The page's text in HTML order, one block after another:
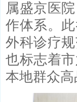
属盛京医
作体系。
外科诊疗
也标志着
本地群众高